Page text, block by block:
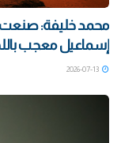
محمد خليفة: صنعت
إسماعيل معجب